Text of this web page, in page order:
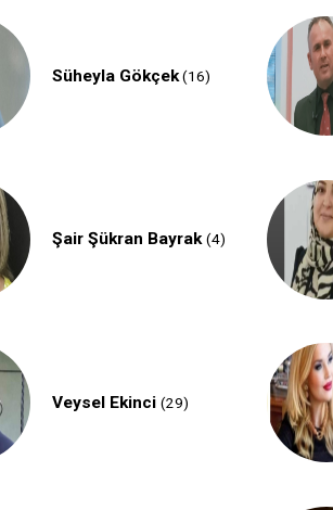
Süheyla Gökçek(16)
Şair Şükran Bayrak(4)
Veysel Ekinci (29)